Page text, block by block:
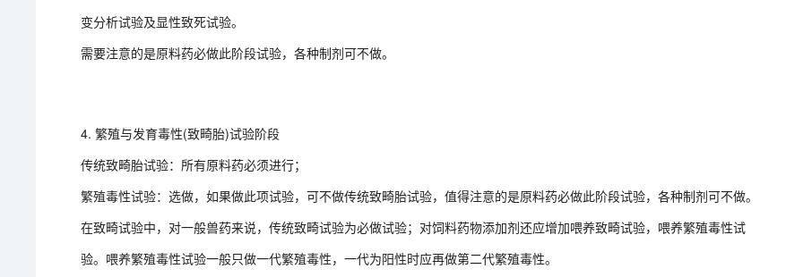
变分析试验及显性致死试验。
需要注意的是原料药必做此阶段试验，各种制剂可不做。
4. 繁殖与发育毒性(致畸胎)试验阶段
传统致畸胎试验：所有原料药必须进行；
繁殖毒性试验：选做，如果做此项试验，可不做传统致畸胎试验，值得注意的是原料药必做此阶段试验，各种制剂可不做。
在致畸试验中，对一般兽药来说，传统致畸试验为必做试验；对饲料药物添加剂还应增加喂养致畸试验，喂养繁殖毒性试
验。喂养繁殖毒性试验一般只做一代繁殖毒性，一代为阳性时应再做第二代繁殖毒性。